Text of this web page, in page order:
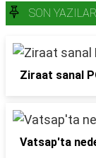
SON
Ziraat sanal
Vatsap'ta